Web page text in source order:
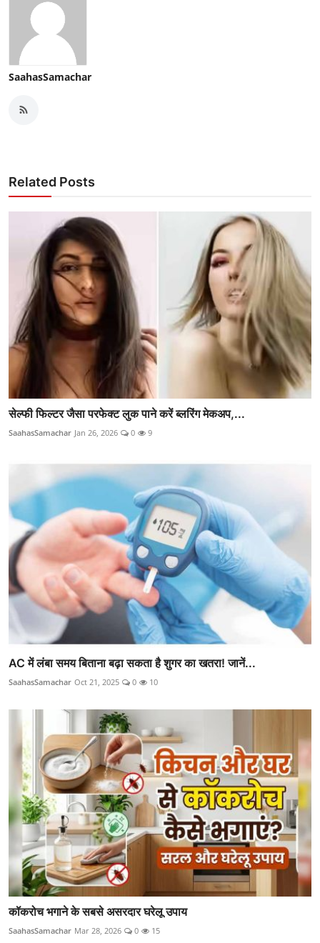
SaahasSamachar
Related Posts
सेल्फी फिल्टर जैसा परफेक्ट लुक पाने करें ब्लरिंग मेकअप,...
SaahasSamachar Jan 26, 2026 0 9
AC में लंबा समय बिताना बढ़ा सकता है शुगर का खतरा! जानें...
SaahasSamachar Oct 21, 2025 0 10
कॉकरोच भगाने के सबसे असरदार घरेलू उपाय
SaahasSamachar Mar 28, 2026 0 15